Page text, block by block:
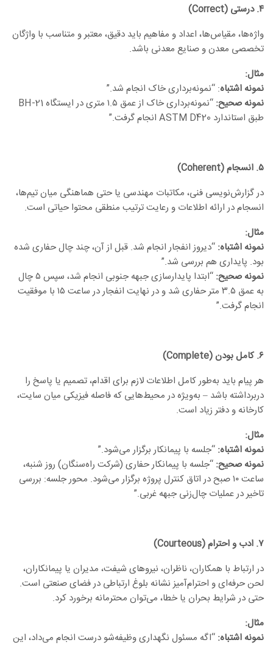
۴.درستی (Correct)
واژه‌ها، مقیاس‌ها، اعداد و مفاهیم باید دقیق، معتبر و متناسب با واژگان
تخصصی معدن و صنایع معدنی باشد.
مثال:
نمونه اشتباه: “نمونه‌برداری خاک انجام شد.”
نمونه صحیح:
“نمونه‌برداری خاک از عمق ۱.۵ متری در ایستگاه BH-21
طبق استاندارد ASTM D420 انجام گرفت.”
۵. انسجام(Coherent)
در گزارش‌نویسی فنی، مکاتبات مهندسی یا حتی هماهنگی میان تیم‌ها،
انسجام در ارائه اطلاعات و رعایت ترتیب منطقی محتوا حیاتی است.
مثال:
نمونه اشتباه: “دیروز انفجار انجام شد. قبل از آن، چند چال حفاری شده
بود. پایداری هم بررسی شد.”
نمونه صحیح:
“ابتدا پایدارسازی جبهه جنوبی انجام شد، سپس ۵ چال
به عمق ۳.۵ متر حفاری شد و در نهایت انفجار در ساعت ۱۵ با موفقیت
انجام گرفت.”
۶.کامل بودن(Complete)
هر پیام باید به‌طور کامل اطلاعات لازم برای اقدام، تصمیم یا پاسخ را
دربرداشته باشد – به‌ویژه در محیط‌هایی که فاصله فیزیکی میان سایت،
کارخانه و دفتر زیاد است.
مثال:
نمونه اشتباه: “جلسه با پیمانکار برگزار می‌شود.”
نمونه صحیح: “جلسه با پیمانکار حفاری (شرکت راه‌سنگان) روز شنبه،
ساعت ۱۰ صبح در اتاق کنترل پروژه برگزار می‌شود. محور جلسه: بررسی
تاخیر در عملیات چال‌زنی جبهه غربی.”
۷. ادب و احترام(Courteous)
در ارتباط با همکاران، ناظران، نیروهای شیفت، مدیران یا پیمانکاران،
لحن حرفه‌ای و احترام‌آمیز نشانه بلوغ ارتباطی در فضای صنعتی است.
حتی در شرایط بحران یا خطا، می‌توان محترمانه برخورد کرد.
مثال:
نمونه اشتباه: “اگه مسئول نگهداری وظیفه‌شو درست انجام می‌داد، این